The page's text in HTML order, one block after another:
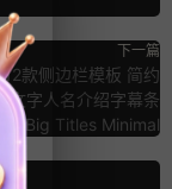
下一篇
款侧边栏模板 简约
文字人名介绍字幕条
件 Big Titles Minimal